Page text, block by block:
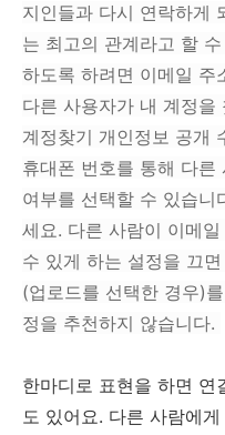
지인들과 다시 연락하게
는 최고의 관계라고 할
하도록 하려면 이메일 주
다른 사용자가 내 계정을
계정찾기 개인정보 공개
휴대폰 번호를 통해 다른
여부를 선택할 수 있습니
세요. 다른 사람이 이메
수 있게 하는 설정을 끄
(업로드를 선택한 경우)
정을 추천하지 않습니다.
한마디로 표현을 하면 연
도 있어요. 다른 사람에